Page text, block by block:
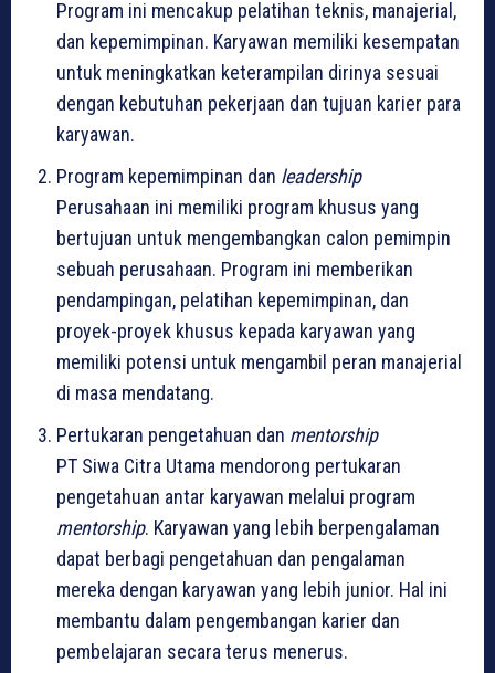
Program ini mencakup pelatihan teknis, manajerial,
dan kepemimpinan. Karyawan memiliki kesempatan
untuk meningkatkan keterampilan dirinya sesuai
dengan kebutuhan pekerjaan dan tujuan karier para
karyawan.
Program kepemimpinan dan leadership
Perusahaan ini memiliki program khusus yang
bertujuan untuk mengembangkan calon pemimpin
sebuah perusahaan. Program ini memberikan
pendampingan, pelatihan kepemimpinan, dan
proyek-proyek khusus kepada karyawan yang
memiliki potensi untuk mengambil peran manajerial
di masa mendatang.
Pertukaran pengetahuan dan mentorship
PT Siwa Citra Utama mendorong pertukaran
pengetahuan antar karyawan melalui program
mentorship. Karyawan yang lebih berpengalaman
dapat berbagi pengetahuan dan pengalaman
mereka dengan karyawan yang lebih junior. Hal ini
membantu dalam pengembangan karier dan
pembelajaran secara terus menerus.